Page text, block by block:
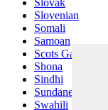
Slovak
Slovenian
Somali
Samoan
Scots Gaelic
Shona
Sindhi
Sundanese
Swahili